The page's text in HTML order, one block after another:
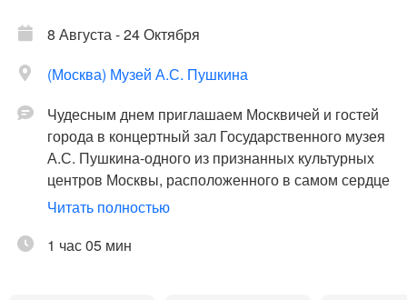
8 Августа - 24 Октября
(Москва) Музей А.С. Пушкина
Чудесным днем приглашаем Москвичей и гостей
города в концертный зал Государственного музея
А.С. Пушкина-одного из признанных культурных
центров Москвы, расположенного в самом сердце
Российской столицы на изысканный концерт
Читать полностью
1 час 05 мин